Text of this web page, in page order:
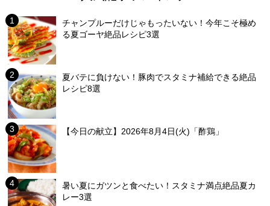
チャンプルーだけじゃもったいない！今年こそ極め
る夏ゴーヤ絶品レシピ3選
夏バテに負けない！豚肉でスタミナ補給できる絶品
レシピ8選
【今日の献立】2026年8月4日(火)「酢鶏」
暑い夏にガツンと食べたい！スタミナ満点絶品夏カ
レー3選